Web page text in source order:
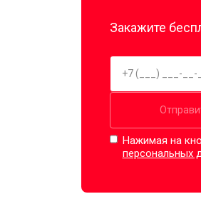
Закажите
Нажимая на
персональных